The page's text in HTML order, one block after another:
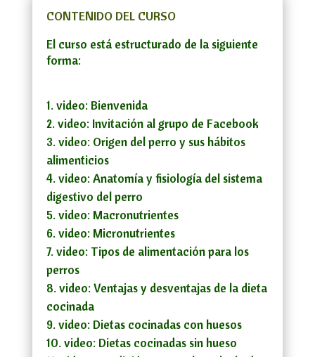
CONTENIDO DEL CURSO
El curso está estructurado de la siguiente
forma:
video: Bienvenida
video: Invitación al grupo de Facebook
video: Origen del perro y sus hábitos
alimenticios
video: Anatomía y fisiología del sistema
digestivo del perro
video: Macronutrientes
video: Micronutrientes
video: Tipos de alimentación para los
perros
video: Ventajas y desventajas de la dieta
cocinada
video: Dietas cocinadas con huesos
video: Dietas cocinadas sin hueso